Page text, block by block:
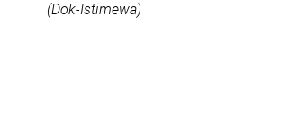
(Dok-Istimewa)